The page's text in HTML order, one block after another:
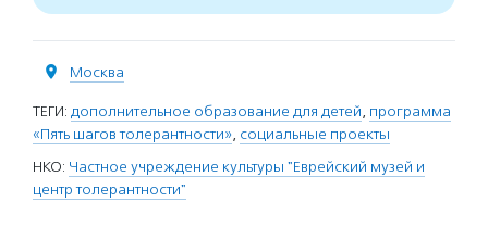
Москва
ТЕГИ: дополнительное образование для детей, программа
«Пять шагов толерантности», социальные проекты
НКО: Частное учреждение культуры "Еврейский музей и
центр толерантности"